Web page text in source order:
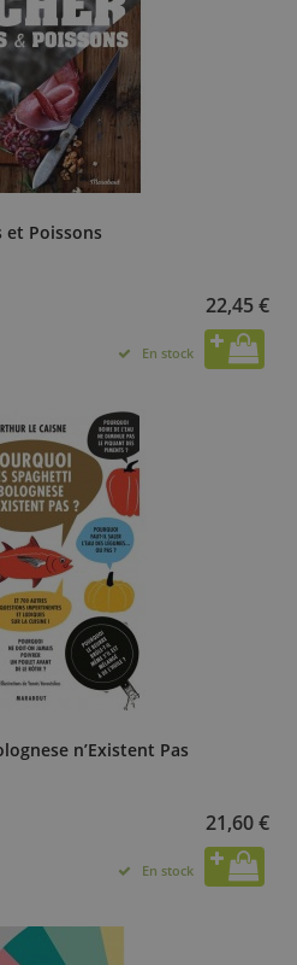
et Poissons
22,45 €
En stock
n’Existent Pas
21,60 €
En stock